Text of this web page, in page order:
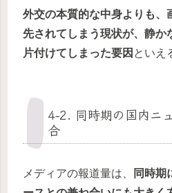
外交の本質的な中身よりも、
先されてしまう現状が、静か
片付けてしまった要因 といえ
4-2. 同時期の国内ニ
合
メディアの報道量は、
同時期